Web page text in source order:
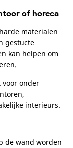
of horeca
materialen
gestucte
kan helpen om
voor onder
interieurs.
de wand worden